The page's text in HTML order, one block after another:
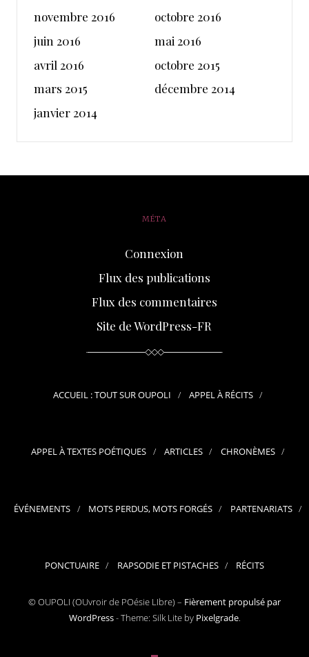
novembre 2016
octobre 2016
juin 2016
mai 2016
avril 2016
octobre 2015
mars 2015
décembre 2014
janvier 2014
MÉTA
Connexion
Flux des publications
Flux des commentaires
Site de WordPress-FR
ACCUEIL : TOUT SUR OUPOLI APPEL À RÉCITS
APPEL À TEXTES POÉTIQUES ARTICLES CHRONÈMES
ÉVÉNEMENTS MOTS PERDUS, MOTS FORGÉS PARTENARIATS
PONCTUAIRE RAPSODIE ET PISTACHES RÉCITS
© OUPOLI (OUvroir de POésie LIbre) – Fièrement propulsé par
WordPress-Theme: Silk Lite by Pixelgrade.